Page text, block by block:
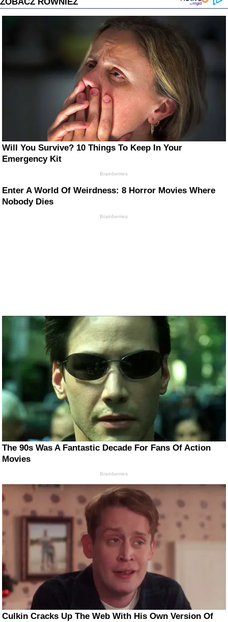
Will You Survive? 10 Things To Keep In Your
Emergency Kit
Brainberries
Enter A World Of Weirdness: 8 Horror Movies Where
Nobody Dies
Brainberries
The 90s Was A Fantastic Decade For Fans Of Action
Movies
Brainberries
Culkin Cracks Up The Web With His Own Version Of